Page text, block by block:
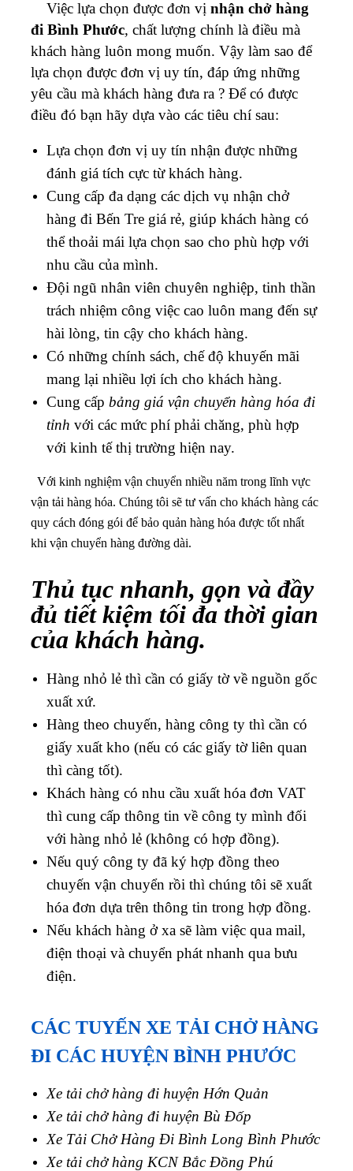
Việc lựa chọn được đơn vị nhận chở hàng
đi Bình Phước, chất lượng chính là điều mà
khách hàng luôn mong muốn. Vậy làm sao để
lựa chọn được đơn vị uy tín, đáp ứng những
yêu cầu mà khách hàng đưa ra ? Để có được
điều đó bạn hãy dựa vào các tiêu chí sau:
Lựa chọn đơn vị uy tín nhận được những
đánh giá tích cực từ khách hàng.
Cung cấp đa dạng các dịch vụ nhận chở
hàng đi Bến Tre giá rẻ, giúp khách hàng có
thể thoải mái lựa chọn sao cho phù hợp với
nhu cầu của mình.
Đội ngũ nhân viên chuyên nghiệp, tinh thần
trách nhiệm công việc cao luôn mang đến sự
hài lòng, tin cậy cho khách hàng.
Có những chính sách, chế độ khuyến mãi
mang lại nhiều lợi ích cho khách hàng.
Cung cấp bảng giá vận chuyển hàng hóa đi
tỉnh với các mức phí phải chăng, phù hợp
với kinh tế thị trường hiện nay.
Với kinh nghiệm vận chuyển nhiều năm trong lĩnh vực
vận tải hàng hóa. Chúng tôi sẽ tư vấn cho khách hàng các
quy cách đóng gói để bảo quản hàng hóa được tốt nhất
khi vận chuyển hàng đường dài.
Thủ tục nhanh, gọn và đầy
đủ tiết kiệm tối đa thời gian
của khách hàng.
Hàng nhỏ lẻ thì cần có giấy tờ về nguồn gốc
xuất xứ.
Hàng theo chuyến, hàng công ty thì cần có
giấy xuất kho (nếu có các giấy tờ liên quan
thì càng tốt).
Khách hàng có nhu cầu xuất hóa đơn VAT
thì cung cấp thông tin về công ty mình đối
với hàng nhỏ lẻ (không có hợp đồng).
Nếu quý công ty đã ký hợp đồng theo
chuyến vận chuyển rồi thì chúng tôi sẽ xuất
hóa đơn dựa trên thông tin trong hợp đồng.
Nếu khách hàng ở xa sẽ làm việc qua mail,
điện thoại và chuyển phát nhanh qua bưu
điện.
CÁC TUYẾN XE TẢI CHỞ HÀNG
ĐI CÁC HUYỆN BÌNH PHƯỚC
Xe tải chở hàng đi huyện Hớn Quản
Xe tải chở hàng đi huyện Bù Đốp
Xe Tải Chở Hàng Đi Bình Long Bình Phước
Xe tải chở hàng KCN Bắc Đồng Phú